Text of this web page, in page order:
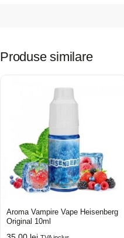
Produse similare
Aroma Vampire Vape Heisenberg
Original 10ml